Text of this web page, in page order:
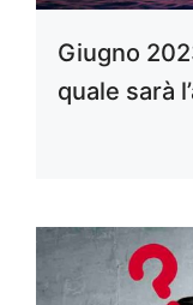
Giugno
quale sarà